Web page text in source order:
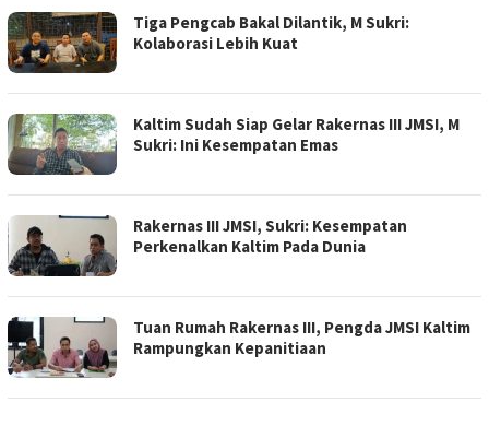
Tiga Pengcab Bakal Dilantik, M Sukri:
Kolaborasi Lebih Kuat
Kaltim Sudah Siap Gelar Rakernas III JMSI, M
Sukri: Ini Kesempatan Emas
Rakernas III JMSI, Sukri: Kesempatan
Perkenalkan Kaltim Pada Dunia
Tuan Rumah Rakernas III, Pengda JMSI Kaltim
Rampungkan Kepanitiaan